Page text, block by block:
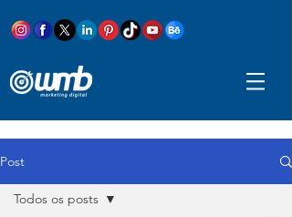
Post
Todos os posts